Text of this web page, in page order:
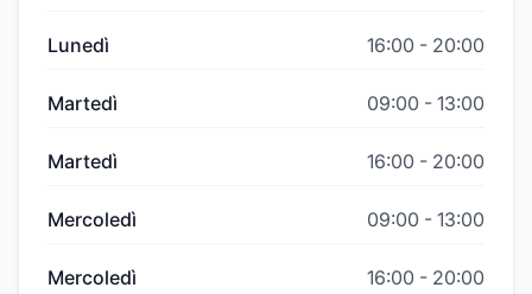
Lunedì 16:00 - 20:00
Martedì 09:00 - 13:00
Martedì 16:00 - 20:00
Mercoledì 09:00 - 13:00
Mercoledì 16:00 - 20:00